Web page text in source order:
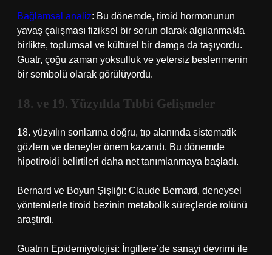
Bağlamsal analiz: Bu dönemde, tiroid hormonunun
yavaş çalışması fiziksel bir sorun olarak algılanmakla
birlikte, toplumsal ve kültürel bir damga da taşıyordu.
Guatr, çoğu zaman yoksulluk ve yetersiz beslenmenin
bir sembolü olarak görülüyordu.
18. ve 19. Yüzyılda Tıbbi Gelişmeler
18. yüzyılın sonlarına doğru, tıp alanında sistematik
gözlem ve deneyler önem kazandı. Bu dönemde
hipotiroidi belirtileri daha net tanımlanmaya başladı.
Bernard ve Boyun Şişliği: Claude Bernard, deneysel
yöntemlerle tiroid bezinin metabolik süreçlerde rolünü
araştırdı.
Guatrın Epidemiyolojisi: İngiltere’de sanayi devrimi ile